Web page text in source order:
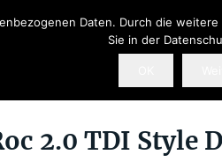
2.0 TDI Style
Daten. Durch die
Sie in der